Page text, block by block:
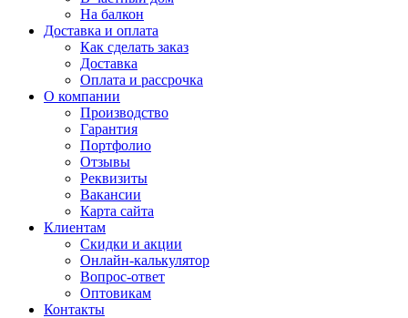
На балкон
Доставка и оплата
Как сделать заказ
Доставка
Оплата и рассрочка
О компании
Производство
Гарантия
Портфолио
Отзывы
Реквизиты
Вакансии
Карта сайта
Клиентам
Скидки и акции
Онлайн-калькулятор
Вопрос-ответ
Оптовикам
Контакты